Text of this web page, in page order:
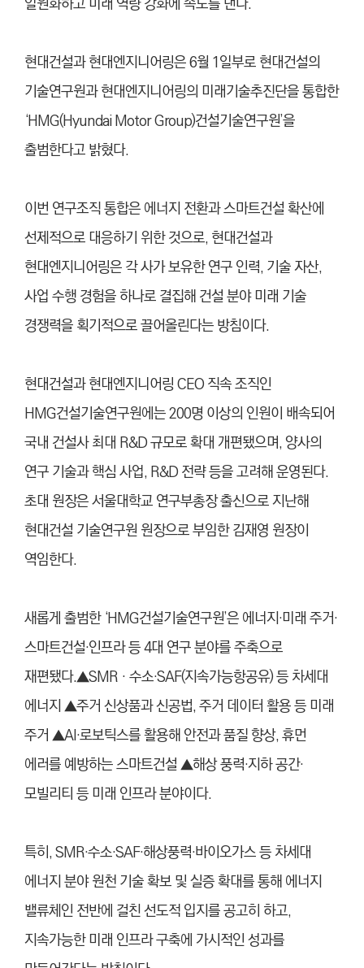
현대건설과 현대엔지니어링은 6월 1일부로 현대건설의
기술연구원과 현대엔지니어링의 미래기술추진단을 통합한
‘HMG(Hyundai Motor Group)건설기술연구원’을
출범한다고 밝혔다.
이번 연구조직 통합은 에너지 전환과 스마트건설 확산에
선제적으로 대응하기 위한 것으로, 현대건설과
현대엔지니어링은 각 사가 보유한 연구 인력, 기술 자산,
사업 수행 경험을 하나로 결집해 건설 분야 미래 기술
경쟁력을 획기적으로 끌어올린다는 방침이다.
현대건설과 현대엔지니어링 CEO 직속 조직인
HMG건설기술연구원에는 200명 이상의 인원이 배속되어
국내 건설사 최대 R&D 규모로 확대 개편됐으며, 양사의
연구 기술과 핵심 사업, R&D 전략 등을 고려해 운영된다.
초대 원장은 서울대학교 연구부총장 출신으로 지난해
현대건설 기술연구원 원장으로 부임한 김재영 원장이
역임한다.
새롭게 출범한 ‘HMG건설기술연구원’은 에너지·미래 주거·
스마트건설·인프라 등 4대 연구 분야를 주축으로
재편됐다.▲SMR‧수소·SAF(지속가능항공유) 등 차세대
에너지 ▲주거 신상품과 신공법, 주거 데이터 활용 등 미래
주거 ▲AI·로보틱스를 활용해 안전과 품질 향상, 휴먼
에러를 예방하는 스마트건설 ▲해상 풍력·지하 공간·
모빌리티 등 미래 인프라 분야이다.
특히, SMR·수소·SAF·해상풍력·바이오가스 등 차세대
에너지 분야 원천 기술 확보 및 실증 확대를 통해 에너지
밸류체인 전반에 걸친 선도적 입지를 공고히 하고,
지속가능한 미래 인프라 구축에 가시적인 성과를